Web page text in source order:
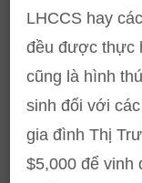
LHCCS hay
đều được thực
cũng là hình
sinh đối với
gia đình Thị
$5,000 để vinh